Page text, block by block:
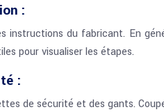
:
instructions du fabricant. En
pour visualiser les étapes.
:
de sécurité et des gants.